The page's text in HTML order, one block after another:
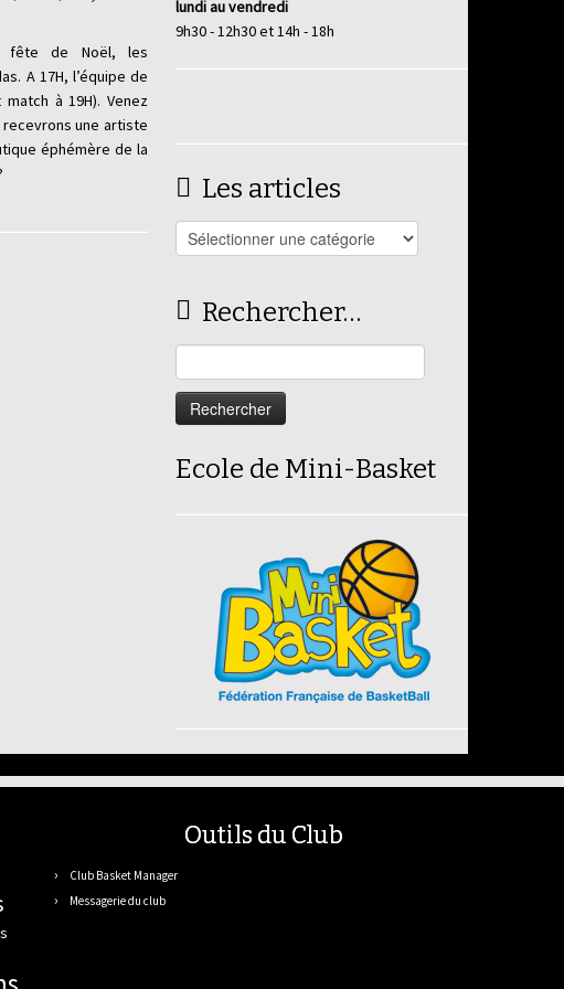
fête de Noël, les
A 17H, l’équipe de
à 19H). Venez
une artiste
éphémère de la
lundi au vendredi
9h30 - 12h30 et 14h - 18h
Les articles
Les
articles
Rechercher…
Ecole de Mini-Basket
Outils du Club
Club Basket Manager
Messagerie du club